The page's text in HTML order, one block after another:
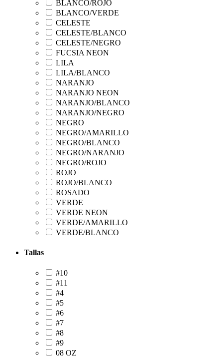
BLANCO/ROJO
BLANCO/VERDE
CELESTE
CELESTE/BLANCO
CELESTE/NEGRO
FUCSIA NEON
LILA
LILA/BLANCO
NARANJO
NARANJO NEON
NARANJO/BLANCO
NARANJO/NEGRO
NEGRO
NEGRO/AMARILLO
NEGRO/BLANCO
NEGRO/NARANJO
NEGRO/ROJO
ROJO
ROJO/BLANCO
ROSADO
VERDE
VERDE NEON
VERDE/AMARILLO
VERDE/BLANCO
Tallas
#10
#11
#4
#5
#6
#7
#8
#9
08 OZ